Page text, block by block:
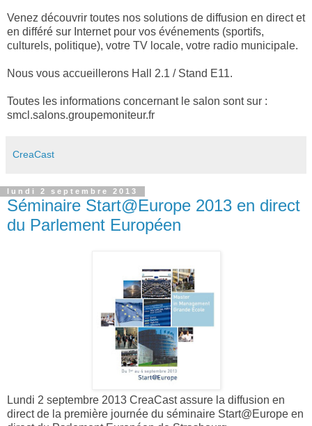
Venez découvrir toutes nos solutions de diffusion en direct et
en différé sur Internet pour vos événements (sportifs,
culturels, politique), votre TV locale, votre radio municipale.
Nous vous accueillerons Hall 2.1 / Stand E11.
Toutes les informations concernant le salon sont sur :
smcl.salons.groupemoniteur.fr
CreaCast
lundi 2 septembre 2013
Séminaire Start@Europe 2013 en direct
du Parlement Européen
Lundi 2 septembre 2013 CreaCast assure la diffusion en
direct de la première journée du séminaire Start@Europe en